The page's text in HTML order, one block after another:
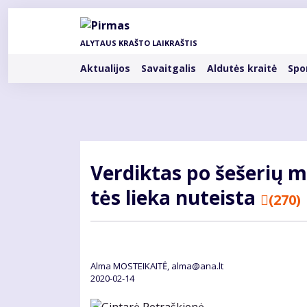
Pereiti
ALYTAUS KRAŠTO LAIKRAŠTIS
Rubrikos
Aktualijos Savaitgalis Aldutės kraitė
Ver­dik­tas po še­še­rių
tės lie­ka nu­teis­ta
(270)
Alma MOSTEIKAITĖ, alma@ana.lt
2020-02-14